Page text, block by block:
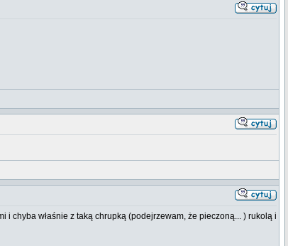
i chyba właśnie z taką chrupką (podejrzewam, że pieczoną... ) rukolą i